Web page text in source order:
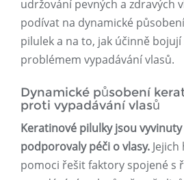
udržování pevných a zdravých
podívat na dynamické
pilulek a na to, jak účinně
problémem vypadávání vlasů.
Dynamické působení
proti vypadávání vlasů
Keratinové pilulky jsou
podporovaly péči o vlasy.
pomoci řešit faktory spojené s